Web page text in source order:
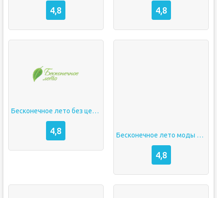
4,8 4,8
Бесконечное лето без цензуры андроид
4,8 Бесконечное лето моды андроид
4,8